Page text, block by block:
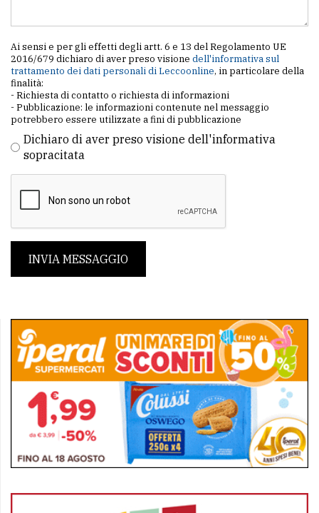
Ai sensi e per gli effetti degli artt. 6 e 13 del Regolamento UE
2016/679 dichiaro di aver preso visione dell'informativa sul
trattamento dei dati personali di Leccoonline, in particolare della
finalità:
- Richiesta di contatto o richiesta di informazioni
- Pubblicazione: le informazioni contenute nel messaggio
potrebbero essere utilizzate a fini di pubblicazione
Dichiaro di aver preso visione dell'informativa
sopracitata
INVIA MESSAGGIO